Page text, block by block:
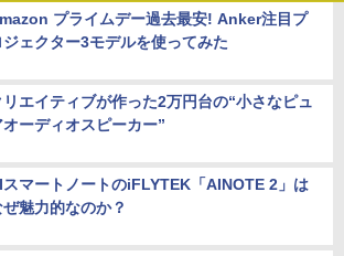
プライムデー過去最安! Anker注目プ
ジェクター3モデルを使ってみた
リエイティブが作った2万円台の“小さなピュ
オーディオスピーカー”
マートノートのiFLYTEK「AINOTE 2」は
ぜ魅力的なのか？